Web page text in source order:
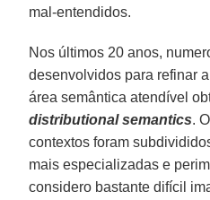
mal-entendidos.
Nos últimos 20 anos,
desenvolvidos para refinar
área semântica atendível
distributional semantics.
contextos foram
mais especializadas e
considero bastante difícil